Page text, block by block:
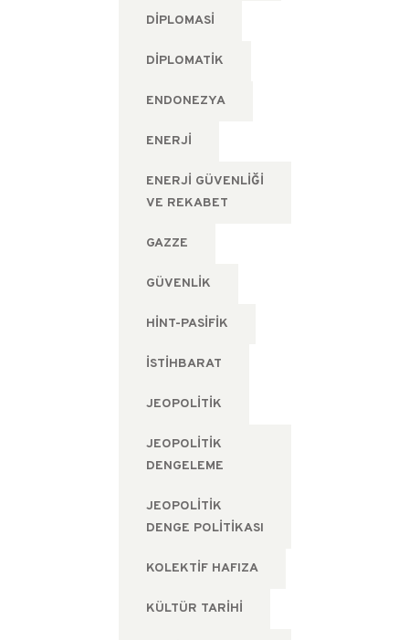
DIPLOMASI
DIPLOMATIK
ENDONEZYA
ENERJI
ENERJI GÜVENLIĞI
VE REKABET
GAZZE
GÜVENLIK
HINT-PASIFIK
ISTIHBARAT
JEOPOLITIK
JEOPOLITIK
DENGELEME
JEOPOLITIK
DENGE POLITIKASI
KOLEKTIF HAFIZA
KÜLTÜR TARIHI